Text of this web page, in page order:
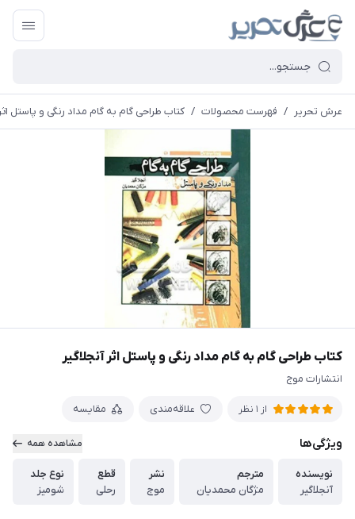
عرش تحریر / فهرست محصولات / کتاب طراحی گام به گام مداد رنگی و پاستل
کتاب طراحی گام به گام مداد رنگی و پاستل اثر آنجلاگیر
انتشارات موج
از 1 نظر علاقه‌مندی مقایسه
ویژگی‌ها مشاهده همه
نویسنده
آنجلاگیر
مترجم
مژگان محمدیان
نشر
موج
قطع
رحلی
نوع جلد
شومیز